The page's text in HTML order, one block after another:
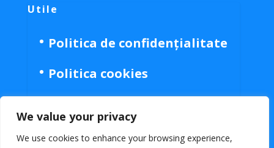
We value your privacy
We use cookies to enhance your browsing experience,
Utile
Politica de confidențialitate
Politica cookies